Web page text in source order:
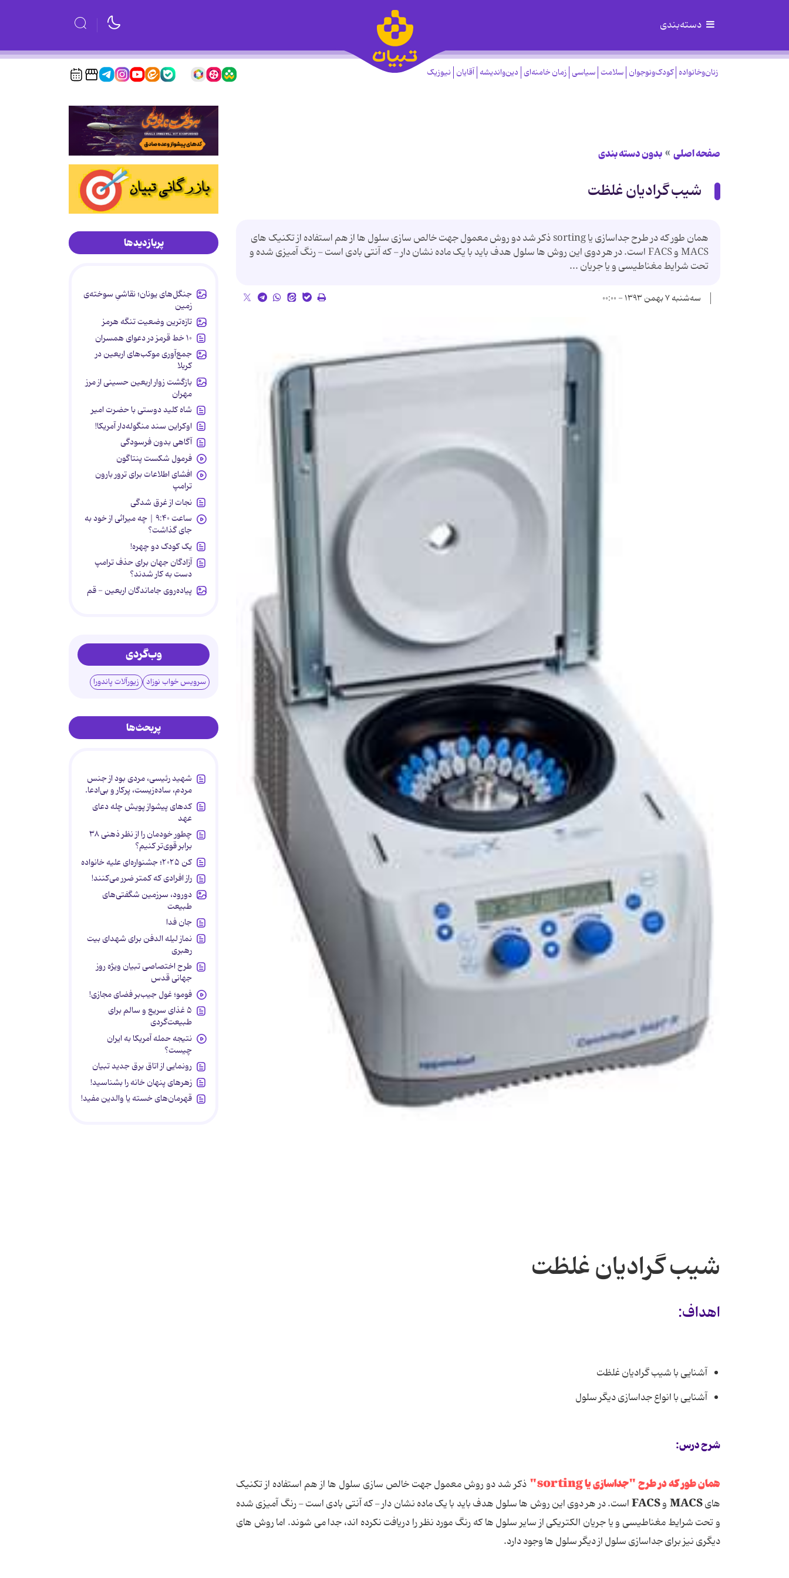
دسته‌بندی
زنان‌وخانواده کودک‌ونوجوان سلامت سیاسی زمان خامنه‌ای دین‌واندیشه آقایان نیوزیک
صفحه اصلی بدون دسته بندی
شیب گرادیان غلظت
همان طور که در طرح جداسازی یا sorting ذکر شد دو روش معمول جهت خالص سازی سلول ها از هم استفاده از تکنیک های
MACS و FACS است. در هر دوی این روش ها سلول هدف باید با یک ماده نشان دار - که آنتی بادی است - رنگ آمیزی شده و
تحت شرایط مغناطیسی و یا جریان ...
سه‌شنبه ۷ بهمن ۱۳۹۳ - ۰۰:۰۰
شیب گرادیان غلظت
اهداف:
آشنایی با شیب گرادیان غلظت
آشنایی با انواع جداسازی دیگر سلول
شرح درس:
همان طور که در طرح "جداسازی یا sorting"
ذکر شد دو روش معمول جهت خالص سازی سلول ها از هم استفاده از تکنیک
هایMACS وFACSاست. در هر دوی این روش ها سلول هدف باید با یک ماده نشان دار - که آنتی بادی است - رنگ آمیزی شده
و تحت شرایط مغناطیسی و یا جریان الکتریکی از سایر سلول ها که رنگ مورد نظر را دریافت نکرده اند، جدا می شوند. اما روش های
دیگری نیز برای جداسازی سلول از دیگر سلول ها وجود دارد.
پربازدیدها
جنگل‌های یونان؛ نقاشیِ سوخته‌ی
زمین
تازه‌ترین وضعیت تنگه هرمز
۱۰ خط قرمز در دعوای همسران
جمع‌آوری موکب‌های اربعین در
کربلا
بازگشت زوار اربعین حسینی از مرز
مهران
شاه کلید دوستی با حضرت امیر
اوکراین سند منگوله‌دار آمریکا!
آگاهی بدون فرسودگی
فرمول شکست پنتاگون
افشای اطلاعات برای ترور بارون
ترامپ
نجات از غرق شدگی
ساعت ۹:۴۰ | چه میراثی از خود به
جای گذاشت؟
یک کودک دو چهره!
آزادگان جهان برای حذف ترامپ
دست به کار شدند؟
پیاده‌روی جاماندگان اربعین - قم
وب‌گردی
سرویس خواب نوزاد زیورآلات پاندورا
پربحث‌ها
شهید رئیسی، مردی بود از جنس
مردم، ساده‌زیست، پرکار و بی‌ادعا.
کدهای پیشواز پویش چله دعای
عهد
چطور خودمان را از نظر ذهنی ۳۸
برابر قوی‌تر کنیم؟
کن ۲۰۲۵؛ جشنواره‌ای علیه خانواده
راز افرادی که کمتر ضرر می‌کنند!
دورود، سرزمین شگفتی‌های
طبیعت
جان فدا
نماز لیله الدفن برای شهدای بیت
رهبری
طرح اختصاصی تبیان ویژه روز
جهانی قدس
فومو؛ غول جیب‌بر فضای مجازی!
۵ غذای سریع و سالم برای
طبیعت‌گردی
نتیجه حمله آمریکا به ایران
چیست؟
رونمایی از اتاق برق جدید تبیان
زهرهای پنهان خانه را بشناسید!
قهرمان‌های خسته یا والدین مفید!